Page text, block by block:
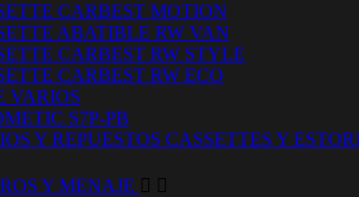
CARBEST MOTION
ABATIBLE RW VAN
CARBEST RW STYLE
CARBEST RW ECO
VARIOS
S7P-PB
Y REPUESTOS CASSETTES Y
Y MENAJE  